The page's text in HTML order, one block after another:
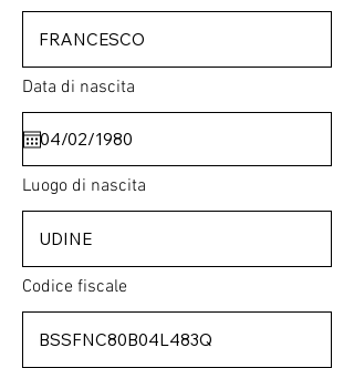
Data di nascita
Luogo di nascita
Codice fiscale